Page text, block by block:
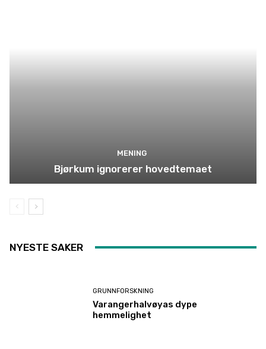
MENING
Bjørkum ignorerer hovedtemaet
NYESTE SAKER
GRUNNFORSKNING
Varangerhalvøyas dype
hemmelighet